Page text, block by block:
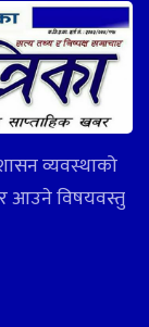
व्यवस्थाको
आउने विषयवस्तु